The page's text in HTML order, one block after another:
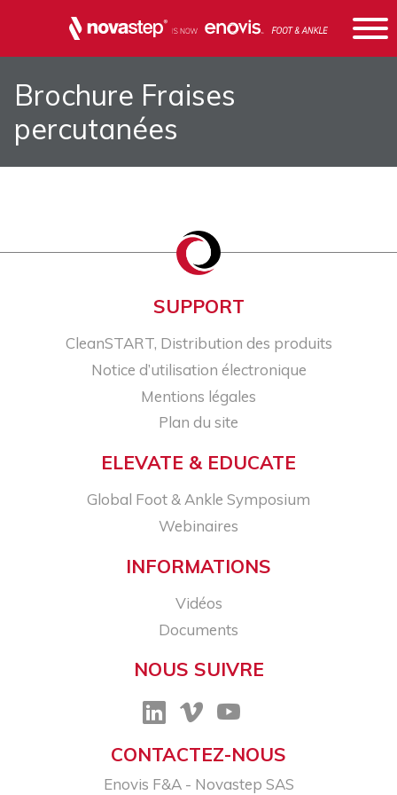
Brochure Fraises
percutanées
SUPPORT
CleanSTART, Distribution des produits
Notice d’utilisation électronique
Mentions légales
Plan du site
ELEVATE & EDUCATE
Global Foot & Ankle Symposium
Webinaires
INFORMATIONS
Vidéos
Documents
NOUS SUIVRE
CONTACTEZ-NOUS
Enovis F&A - Novastep SAS​